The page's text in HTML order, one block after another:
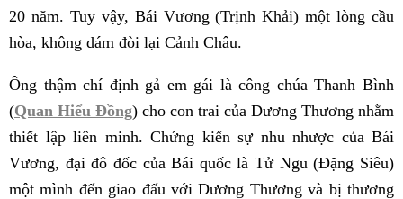
20 năm. Tuy vậy, Bái Vương (Trịnh Khải) một lòng cầu
hòa, không dám đòi lại Cảnh Châu.
Ông thậm chí định gả em gái là công chúa Thanh Bình
(Quan Hiểu Đồng) cho con trai của Dương Thương nhằm
thiết lập liên minh. Chứng kiến sự nhu nhược của Bái
Vương, đại đô đốc của Bái quốc là Tử Ngu (Đặng Siêu)
một mình đến giao đấu với Dương Thương và bị thương